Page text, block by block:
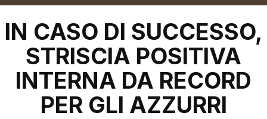
IN CASO DI SUCCESSO,
STRISCIA POSITIVA
INTERNA DA RECORD
PER GLI AZZURRI